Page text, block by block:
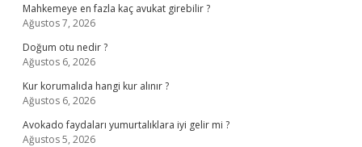
Mahkemeye en fazla kaç avukat girebilir ?
Ağustos 7, 2026
Doğum otu nedir ?
Ağustos 6, 2026
Kur korumalıda hangi kur alınır ?
Ağustos 6, 2026
Avokado faydaları yumurtalıklara iyi gelir mi ?
Ağustos 5, 2026